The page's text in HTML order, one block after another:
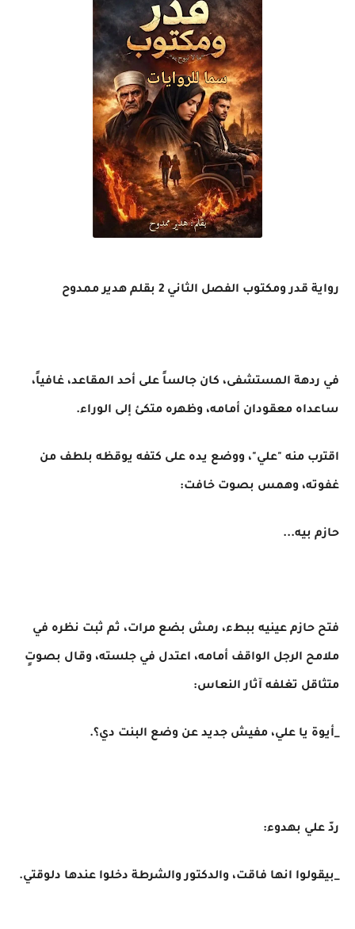
رواية قدر ومكتوب الفصل الثاني 2 بقلم هدير ممدوح
في ردهة المستشفى، كان جالساً على أحد المقاعد، غافياً،
ساعداه معقودان أمامه، وظهره متكئ إلى الوراء.
اقترب منه "علي"، ووضع يده على كتفه يوقظه بلطف من
غفوته، وهمس بصوت خافت:
حازم بيه...
فتح حازم عينيه ببطء، رمش بضع مرات، ثم ثبت نظره في
ملامح الرجل الواقف أمامه، اعتدل في جلسته، وقال بصوتٍ
متثاقل تغلفه آثار النعاس:
_أيوة يا علي، مفيش جديد عن وضع البنت دي؟.
ردّ علي بهدوء:
_بيقولوا انها فاقت، والدكتور والشرطة دخلوا عندها دلوقتي.